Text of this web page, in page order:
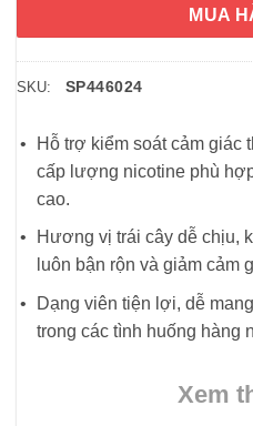
MUA
SKU: SP446024
Hỗ trợ kiểm soát cảm giác
cấp lượng nicotine phù
cao.
Hương vị trái cây dễ chịu,
luôn bận rộn và giảm cảm
Dạng viên tiện lợi, dễ
trong các tình huống hàng
Xem